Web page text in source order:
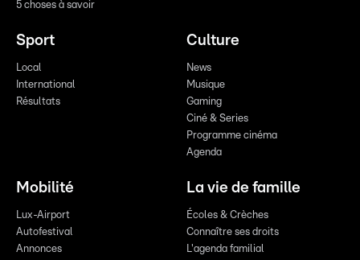
5 choses à savoir
Sport
Local
International
Résultats
Culture
News
Musique
Gaming
Ciné & Series
Programme cinéma
Agenda
Mobilité
Lux-Airport
Autofestival
Annonces
La vie de famille
Écoles & Crèches
Connaître ses droits
L'agenda familial